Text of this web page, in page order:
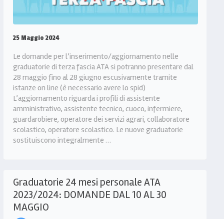
25 Maggio 2024
Le domande per l’inserimento/aggiornamento nelle
graduatorie di terza fascia ATA si potranno presentare dal
28 maggio fino al 28 giugno escusivamente tramite
istanze on line (è necessario avere lo spid)
L’aggiornamento riguarda i profili di assistente
amministrativo, assistente tecnico, cuoco, infermiere,
guardarobiere, operatore dei servizi agrari, collaboratore
scolastico, operatore scolastico. Le nuove graduatorie
sostituiscono integralmente …
Graduatorie 24 mesi personale ATA
2023/2024: DOMANDE DAL 10 AL 30
MAGGIO